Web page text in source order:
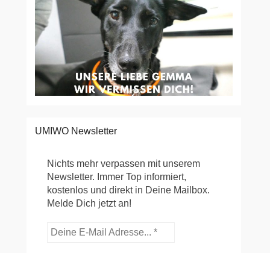
UMIWO Newsletter
Nichts mehr verpassen mit unserem
Newsletter. Immer Top informiert,
kostenlos und direkt in Deine Mailbox.
Melde Dich jetzt an!